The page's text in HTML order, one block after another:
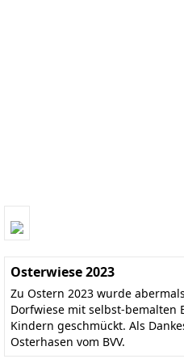
Osterwiese 2023
Zu Ostern 2023 wurde
Dorfwiese mit selbst-bemalten
Kindern geschmückt. Als
Osterhasen vom BVV.